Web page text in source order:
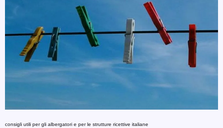
consigli utili per gli albergatori e per le strutture ricettive italiane